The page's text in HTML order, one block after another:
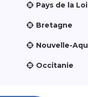
Pays de la
Bretagne
Nouvelle-
Occitanie